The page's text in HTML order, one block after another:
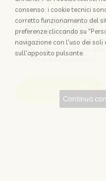
AGGIUNGI LA TUA
STRUTTURA
Perchè appoggiarsi solo alle
OTA per farsi prenotare?
Scopri come
consenso: i cookie tecnici
corretto funzionamento del
preferenze cliccando su
navigazione con l'uso dei soli
sull'apposito pulsante.
Continua